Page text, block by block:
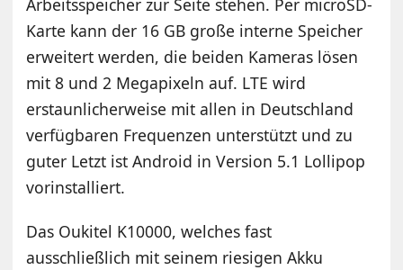
Arbeitsspeicher zur Seite stehen. Per microSD-
Karte kann der 16 GB große interne Speicher
erweitert werden, die beiden Kameras lösen
mit 8 und 2 Megapixeln auf. LTE wird
erstaunlicherweise mit allen in Deutschland
verfügbaren Frequenzen unterstützt und zu
guter Letzt ist Android in Version 5.1 Lollipop
vorinstalliert.
Das Oukitel K10000, welches fast
ausschließlich mit seinem riesigen Akku